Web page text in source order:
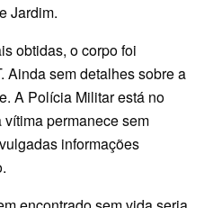
Jardim.
obtidas, o corpo foi
Ainda sem detalhes sobre a
A Polícia Militar está no
permanece sem
informações